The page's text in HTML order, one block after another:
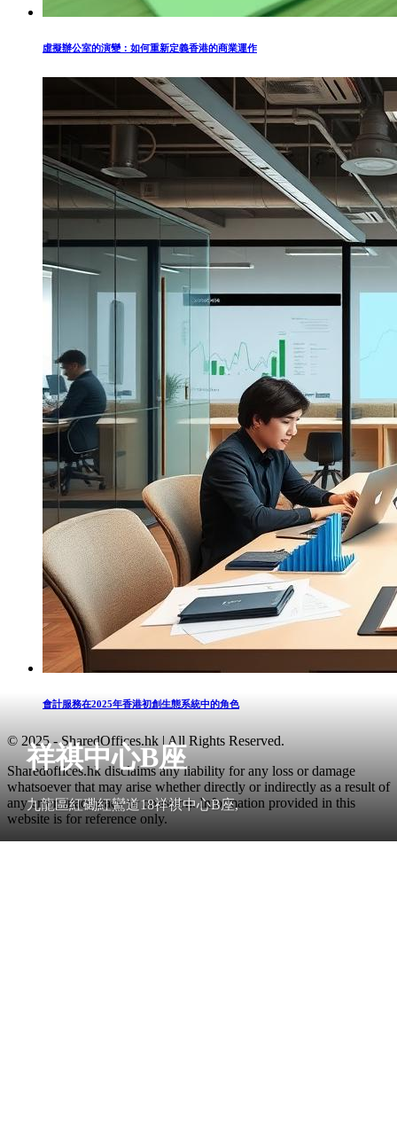
祥祺中心B座
九龍區紅磡紅鸞道18祥祺中心B座,
虛擬辦公室的演變：如何重新定義香港的商業運作
會計服務在2025年香港初創生態系統中的角色
© 2025 - SharedOffices.hk | All Rights Reserved.
Sharedoffices.hk disclaims any liability for any loss or damage
whatsoever that may arise whether directly or indirectly as a result of
any error, inaccuracy or omission. Information provided in this
website is for reference only.